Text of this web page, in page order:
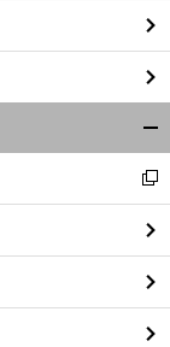
閉
る
新
し
い
ウ
ィ
ン
ド